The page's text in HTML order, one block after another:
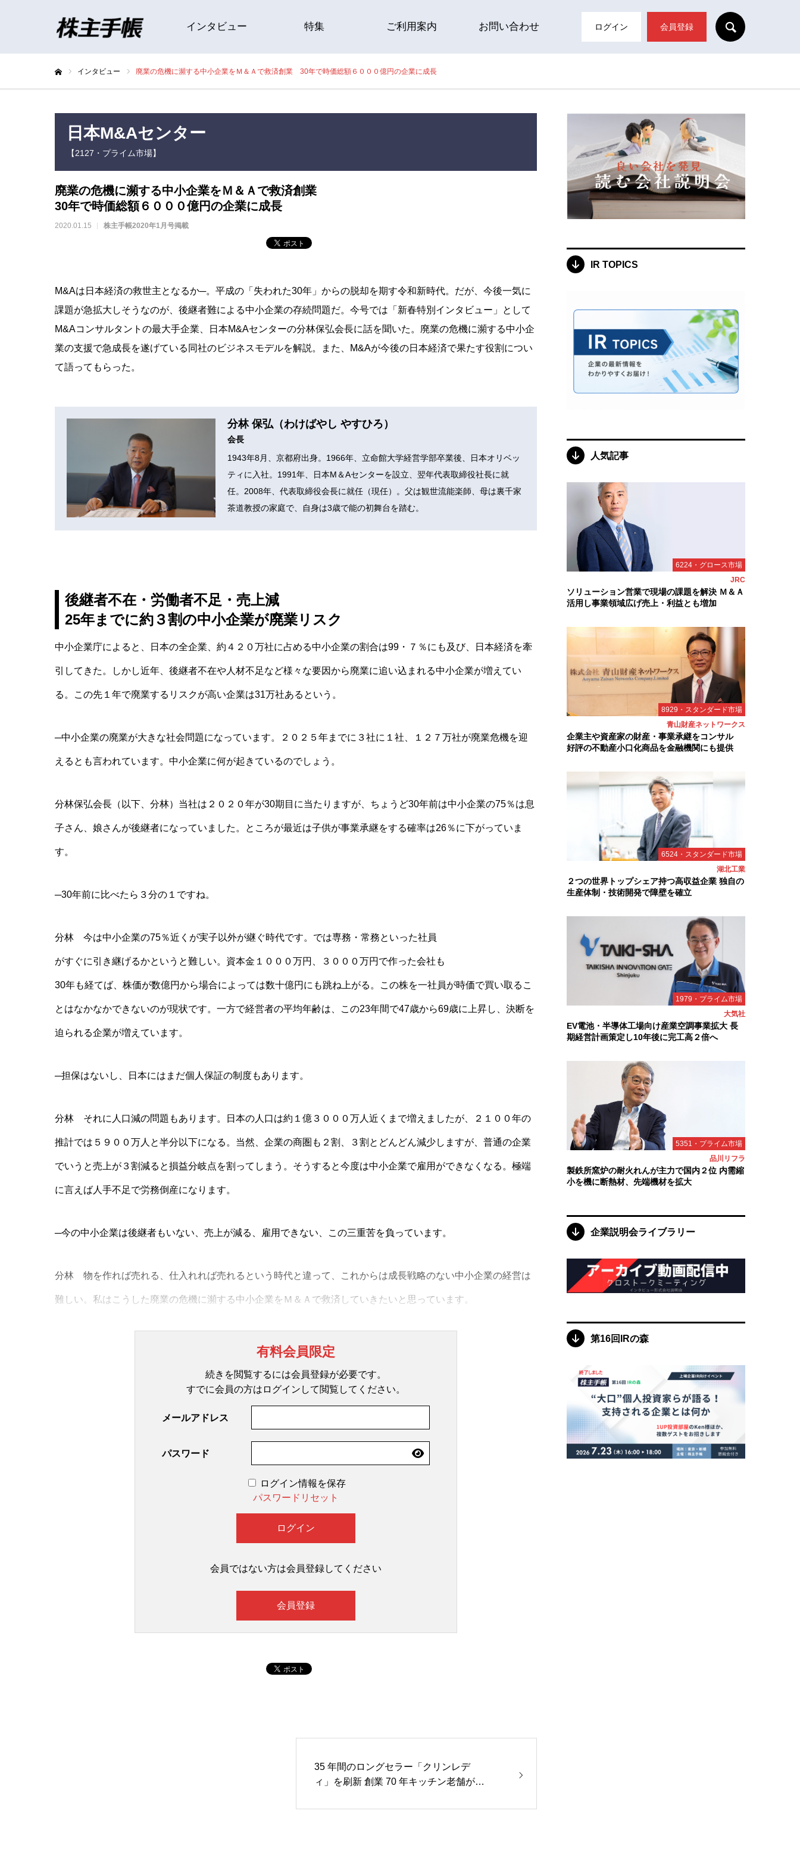
インタビュー 特集 ご利用案内 お問い合わせ ログイン 会員登録
インタビュー 廃業の危機に瀕する中小企業をＭ＆Ａで救済創業 30年で時価総額６０００億円の企業に成長
日本M&Aセンター
【2127・プライム市場】
廃業の危機に瀕する中小企業をＭ＆Ａで救済創業
30年で時価総額６０００億円の企業に成長
2020.01.15 株主手帳2020年1月号掲載
M&Aは日本経済の救世主となるか─。平成の「失われた30年」からの脱却を期す令和新時代。だが、今後一気に
課題が急拡大しそうなのが、後継者難による中小企業の存続問題だ。今号では「新春特別インタビュー」として
M&Aコンサルタントの最大手企業、日本M&Aセンターの分林保弘会長に話を聞いた。廃業の危機に瀕する中小企
業の支援で急成長を遂げている同社のビジネスモデルを解説。また、M&Aが今後の日本経済で果たす役割につい
て語ってもらった。
分林 保弘（わけばやし やすひろ）
会長
1943年8月、京都府出身。1966年、立命館大学経営学部卒業後、日本オリベッ
ティに入社。1991年、日本M＆Aセンターを設立、翌年代表取締役社長に就
任。2008年、代表取締役会長に就任（現任）。父は観世流能楽師、母は裏千家
茶道教授の家庭で、自身は3歳で能の初舞台を踏む。
後継者不在・労働者不足・売上減
25年までに約３割の中小企業が廃業リスク
中小企業庁によると、日本の全企業、約４２０万社に占める中小企業の割合は99・７％にも及び、日本経済を牽
引してきた。しかし近年、後継者不在や人材不足など様々な要因から廃業に追い込まれる中小企業が増えてい
る。この先１年で廃業するリスクが高い企業は31万社あるという。
─中小企業の廃業が大きな社会問題になっています。２０２５年までに３社に１社、１２７万社が廃業危機を迎
えるとも言われています。中小企業に何が起きているのでしょう。
分林保弘会長（以下、分林）当社は２０２０年が30期目に当たりますが、ちょうど30年前は中小企業の75％は息
子さん、娘さんが後継者になっていました。ところが最近は子供が事業承継をする確率は26％に下がっていま
す。
─30年前に比べたら３分の１ですね。
分林 今は中小企業の75％近くが実子以外が継ぐ時代です。では専務・常務といった社員
がすぐに引き継げるかというと難しい。資本金１０００万円、３０００万円で作った会社も
30年も経てば、株価が数億円から場合によっては数十億円にも跳ね上がる。この株を一社員が時価で買い取るこ
とはなかなかできないのが現状です。一方で経営者の平均年齢は、この23年間で47歳から69歳に上昇し、決断を
迫られる企業が増えています。
─担保はないし、日本にはまだ個人保証の制度もあります。
分林 それに人口減の問題もあります。日本の人口は約１億３０００万人近くまで増えましたが、２１００年の
推計では５９００万人と半分以下になる。当然、企業の商圏も２割、３割とどんどん減少しますが、普通の企業
でいうと売上が３割減ると損益分岐点を割ってしまう。そうすると今度は中小企業で雇用ができなくなる。極端
に言えば人手不足で労務倒産になります。
─今の中小企業は後継者もいない、売上が減る、雇用できない、この三重苦を負っています。
分林 物を作れば売れる、仕入れれば売れるという時代と違って、これからは成長戦略のない中小企業の経営は
難しい。私はこうした廃業の危機に瀕する中小企業をＭ＆Ａで救済していきたいと思っています。
有料会員限定
続きを閲覧するには会員登録が必要です。
すでに会員の方は ログインして閲覧してください。
メールアドレス
パスワード
ログイン情報を保存
パスワードリセット
会員ではない方は会員登録してください
会員登録
35 年間のロングセラー「クリンレデ
ィ」を刷新 創業 70 年キッチン老舗が現
IR TOPICS
人気記事
6224・グロース市場
JRC
ソリューション営業で現場の課題を解決 Ｍ＆Ａ
活用し事業領域広げ売上・利益とも増加
8929・スタンダード市場
青山財産ネットワークス
企業主や資産家の財産・事業承継をコンサル
好評の不動産小口化商品を金融機関にも提供
6524・スタンダード市場
湖北工業
２つの世界トップシェア持つ高収益企業 独自の
生産体制・技術開発で障壁を確立
1979・プライム市場
大気社
EV電池・半導体工場向け産業空調事業拡大 長
期経営計画策定し10年後に完工高２倍へ
5351・プライム市場
品川リフラ
製鉄所窯炉の耐火れんが主力で国内２位 内需縮
小を機に断熱材、先端機材を拡大
企業説明会ライブラリー
第16回IRの森